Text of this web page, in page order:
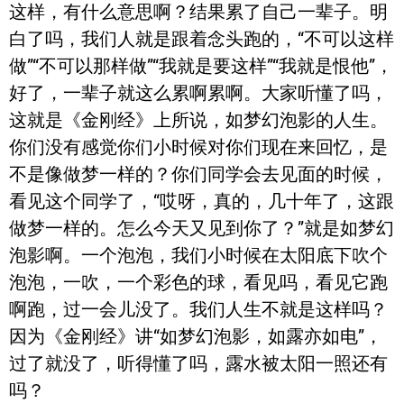
这样，有什么意思啊？结果累了自己一辈子。明
白了吗，我们人就是跟着念头跑的，“不可以这样
做”“不可以那样做”“我就是要这样”“我就是恨他”，
好了，一辈子就这么累啊累啊。大家听懂了吗，
这就是《金刚经》上所说，如梦幻泡影的人生。
你们没有感觉你们小时候对你们现在来回忆，是
不是像做梦一样的？你们同学会去见面的时候，
看见这个同学了，“哎呀，真的，几十年了，这跟
做梦一样的。怎么今天又见到你了？”就是如梦幻
泡影啊。一个泡泡，我们小时候在太阳底下吹个
泡泡，一吹，一个彩色的球，看见吗，看见它跑
啊跑，过一会儿没了。我们人生不就是这样吗？
因为《金刚经》讲“如梦幻泡影，如露亦如电”，
过了就没了，听得懂了吗，露水被太阳一照还有
吗？